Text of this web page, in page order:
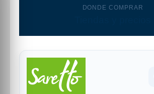
DONDE COMPRAR